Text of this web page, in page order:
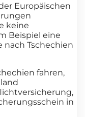
Europäischen
keine
Beispiel eine
nach Tschechien
fahren,
in